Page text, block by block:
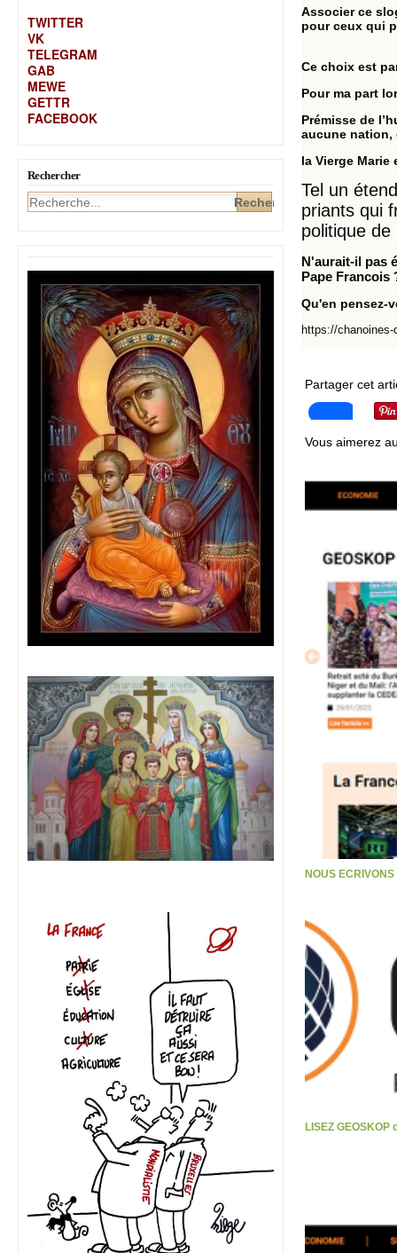
TWITTER
VK
TELEGRAM
GAB
MEWE
GETTR
FACEBOOK
Rechercher
Associer ce
pour ceux qui
Ce choix est
Pour ma part
Prémisse de
aucune
la Vierge
Tel un
priants qui
politique de
N'aurait-il pas
Pape Francois
Qu'en pensez-
https://
Partager cet
Vous aimerez
NOUS
LISEZ GEOSKOP